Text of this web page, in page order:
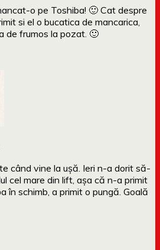
o pe Toshiba! 🙂 Cat despre
si el o bucatica de mancarica,
de frumos la pozat. 🙂
când vine la ușă. Ieri n-a dorit să-
cel mare din lift, așa că n-a primit
în schimb, a primit o pungă. Goală